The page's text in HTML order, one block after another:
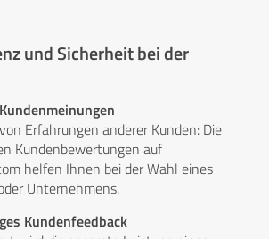
und Sicherheit bei der
Erfahrungen anderer Kunden: Die
Kundenbewertungen auf
helfen Ihnen bei der Wahl eines
Unternehmens.
Kundenfeedback